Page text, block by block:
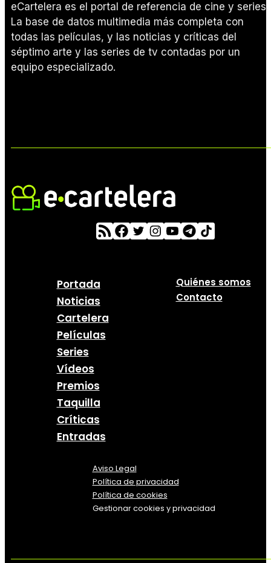
eCartelera es el portal de referencia de cine y series.
La base de datos multimedia más completa con
todas las películas, y las noticias y críticas del
séptimo arte y las series de tv contadas por un
equipo especializado.
Portada
Noticias
Cartelera
Películas
Series
Vídeos
Premios
Taquilla
Críticas
Entradas
Quiénes somos
Contacto
Aviso Legal
Política de privacidad
Política de cookies
Gestionar cookies y privacidad